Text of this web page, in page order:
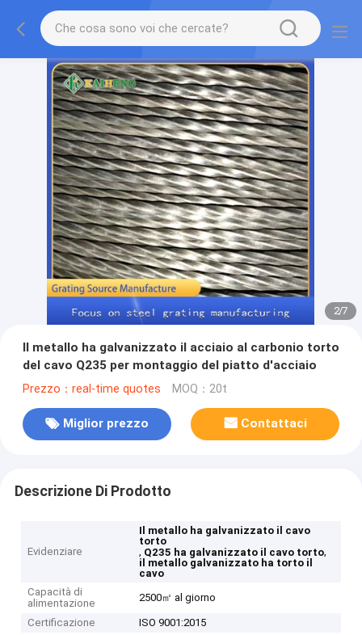
2/7
Il metallo ha galvanizzato il acciaio al carbonio torto
del cavo Q235 per montaggio del piatto d'acciaio
Prezzo：real-time quotes MOQ：20t
Miglior prezzo Contattaci
Descrizione Di Prodotto
Evidenziare
Il metallo ha galvanizzato il cavo
torto
, Q235 ha galvanizzato il cavo torto,
il metallo galvanizzato ha torto il
cavo
Capacità di
alimentazione
2500㎡ al giorno
Certificazione
ISO 9001:2015